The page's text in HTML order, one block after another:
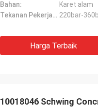
Bahan:
Karet alam
Tekanan Pekerjaan: 220bar-
Harga Terbaik
10018046 Schwing